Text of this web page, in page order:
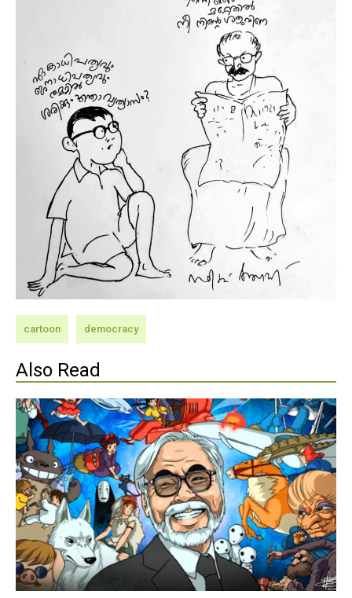
cartoon democracy
Also Read